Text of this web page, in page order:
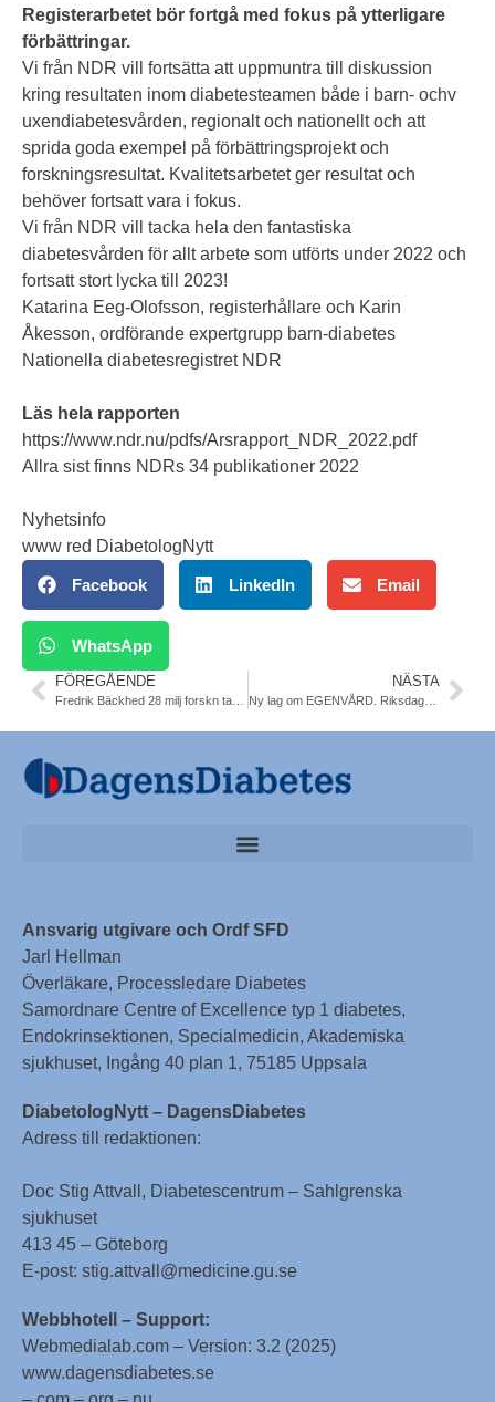
Registerarbetet bör fortgå med fokus på ytterligare
förbättringar.
Vi från NDR vill fortsätta att uppmuntra till diskussion
kring resultaten inom diabetesteamen både i barn- ochv
uxendiabetesvården, regionalt och nationellt och att
sprida goda exempel på förbättringsprojekt och
forskningsresultat. Kvalitetsarbetet ger resultat och
behöver fortsatt vara i fokus.
Vi från NDR vill tacka hela den fantastiska
diabetesvården för allt arbete som utförts under 2022 och
fortsatt stort lycka till 2023!
Katarina Eeg-Olofsson, registerhållare och Karin
Åkesson, ordförande expertgrupp barn-diabetes
Nationella diabetesregistret NDR
Läs hela rapporten
https://www.ndr.nu/pdfs/Arsrapport_NDR_2022.pdf
Allra sist finns NDRs 34 publikationer 2022
Nyhetsinfo
www red DiabetologNytt
Facebook LinkedIn Email
WhatsApp
FÖREGÅENDE NÄSTA
Ny lag om EGENVÅRD. Riksdagen.Socialstyrelsen
Ansvarig utgivare och Ordf SFD
Jarl Hellman
Överläkare, Processledare Diabetes
Samordnare Centre of Excellence typ 1 diabetes,
Endokrinsektionen, Specialmedicin, Akademiska
sjukhuset, Ingång 40 plan 1, 75185 Uppsala
DiabetologNytt – DagensDiabetes
Adress till redaktionen:
Doc Stig Attvall, Diabetescentrum – Sahlgrenska
sjukhuset
413 45 – Göteborg
E-post: stig.attvall@medicine.gu.se
Webbhotell – Support:
Webmedialab.com – Version: 3.2 (2025)
www.dagensdiabetes.se